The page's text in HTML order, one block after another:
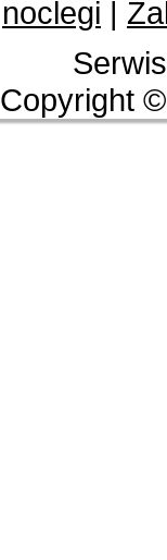
noclegi |
Copyright